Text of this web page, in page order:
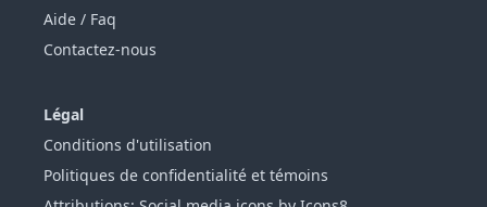
Aide / Faq
Contactez-nous
Légal
Conditions d'utilisation
Politiques de confidentialité et témoins